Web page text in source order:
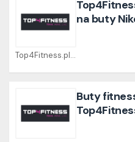
Top4Fitness.pl Coupons
na buty
Buty